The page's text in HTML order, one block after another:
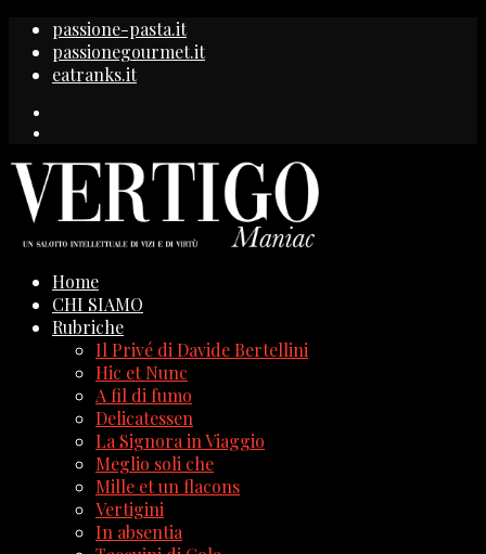
passione-pasta.it
passionegourmet.it
eatranks.it
Home
CHI SIAMO
Rubriche
Il Privé di Davide Bertellini
Hic et Nunc
A fil di fumo
Delicatessen
La Signora in Viaggio
Meglio soli che
Mille et un flacons
Vertigini
In absentia